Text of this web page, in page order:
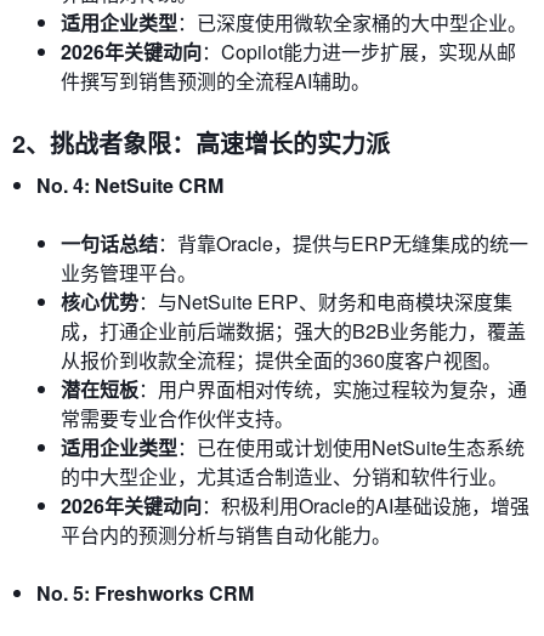
适用企业类型：已深度使用微软全家桶的大中型企业。
2026年关键动向：Copilot能力进一步扩展，实现从邮
件撰写到销售预测的全流程AI辅助。
2、挑战者象限：高速增长的实力派
No. 4: NetSuite CRM
一句话总结：背靠Oracle，提供与ERP无缝集成的统一
业务管理平台。
核心优势：与NetSuite ERP、财务和电商模块深度集
成，打通企业前后端数据；强大的B2B业务能力，覆盖
从报价到收款全流程；提供全面的360度客户视图。
潜在短板：用户界面相对传统，实施过程较为复杂，通
常需要专业合作伙伴支持。
适用企业类型：已在使用或计划使用NetSuite生态系统
的中大型企业，尤其适合制造业、分销和软件行业。
2026年关键动向：积极利用Oracle的AI基础设施，增强
平台内的预测分析与销售自动化能力。
No. 5: Freshworks CRM